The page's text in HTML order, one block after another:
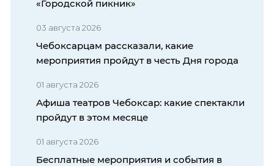
«Городской пикник»
03 августа 2026
Чебоксарцам рассказали, какие
мероприятия пройдут в честь Дня города
01 августа 2026
Афиша театров Чебоксар: какие спектакли
пройдут в этом месяце
01 августа 2026
Бесплатные мероприятия и события в